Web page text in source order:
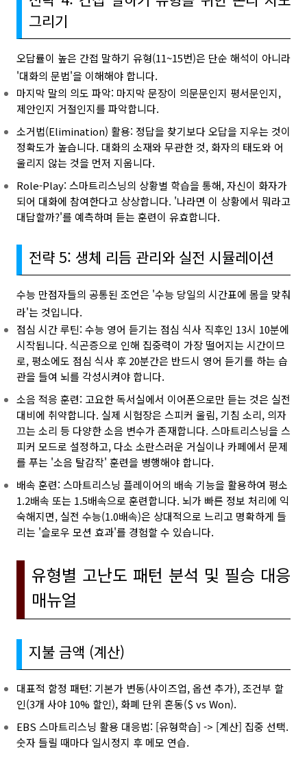
그리기
오답률이 높은 간접 말하기 유형(11~15번)은 단순 해석이 아니라
'대화의 문법'을 이해해야 합니다.
마지막 말의 의도 파악: 마지막 문장이 의문문인지 평서문인지,
제안인지 거절인지를 파악합니다.
소거법(Elimination) 활용: 정답을 찾기보다 오답을 지우는 것이
정확도가 높습니다. 대화의 소재와 무관한 것, 화자의 태도와 어
울리지 않는 것을 먼저 지웁니다.
Role-Play: 스마트리스닝의 상황별 학습을 통해, 자신이 화자가
되어 대화에 참여한다고 상상합니다. '나라면 이 상황에서 뭐라고
대답할까?'를 예측하며 듣는 훈련이 유효합니다.
전략 5: 생체 리듬 관리와 실전 시뮬레이션
수능 만점자들의 공통된 조언은 '수능 당일의 시간표에 몸을 맞춰
라'는 것입니다.
점심 시간 루틴: 수능 영어 듣기는 점심 식사 직후인 13시 10분에
시작됩니다. 식곤증으로 인해 집중력이 가장 떨어지는 시간이므
로, 평소에도 점심 식사 후 20분간은 반드시 영어 듣기를 하는 습
관을 들여 뇌를 각성시켜야 합니다.
소음 적응 훈련: 고요한 독서실에서 이어폰으로만 듣는 것은 실전
대비에 취약합니다. 실제 시험장은 스피커 울림, 기침 소리, 의자
끄는 소리 등 다양한 소음 변수가 존재합니다. 스마트리스닝을 스
피커 모드로 설정하고, 다소 소란스러운 거실이나 카페에서 문제
를 푸는 '소음 탈감작' 훈련을 병행해야 합니다.
배속 훈련: 스마트리스닝 플레이어의 배속 기능을 활용하여 평소
1.2배속 또는 1.5배속으로 훈련합니다. 뇌가 빠른 정보 처리에 익
숙해지면, 실전 수능(1.0배속)은 상대적으로 느리고 명확하게 들
리는 '슬로우 모션 효과'를 경험할 수 있습니다.
유형별 고난도 패턴 분석 및 필승 대응
매뉴얼
지불 금액 (계산)
대표적 함정 패턴: 기본가 변동(사이즈업, 옵션 추가), 조건부 할
인(3개 사야 10% 할인), 화폐 단위 혼동($ vs Won).
EBS 스마트리스닝 활용 대응법: [유형학습] -> [계산] 집중 선택.
숫자 들릴 때마다 일시정지 후 메모 연습.